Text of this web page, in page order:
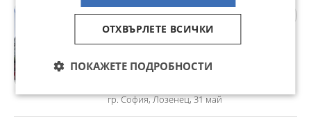
Дава под наем МАГАЗИН,
гр. София, Лозенец
200 €
391,17 лв
гр. София, Лозенец, 31 май
ОТХВЪРЛЕТЕ ВСИЧКИ
ПОКАЖЕТЕ ПОДРОБНОСТИ